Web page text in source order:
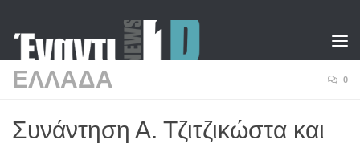
ΕΛΛΑΔΑ 0
Συνάντηση Α. Τζιτζικώστα και